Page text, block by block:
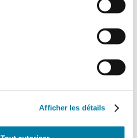
Afficher les détails